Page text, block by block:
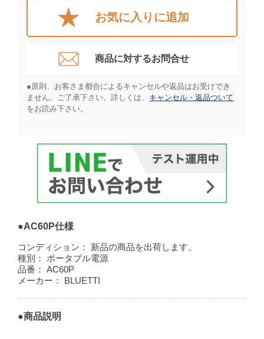
お気に入りに追加
商品に対するお問合せ​
●原則、お客さま都合によるキャンセルや返品はお受けでき
ません。ご了承下さい。詳しくは、 キャンセル・返品ついて
をお読み下さい。​
●AC60P仕様
コンディション：
新品の商品を出荷します。
種別：
ポータブル電源
品番：
AC60P
メーカー：
BLUETTI
●商品説明